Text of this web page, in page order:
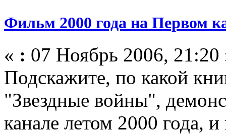
Фильм 2000 года на Первом
« : 07 Ноябрь 2006, 21:20
Подскажите, по какой
"Звездные войны",
канале летом 2000 года,